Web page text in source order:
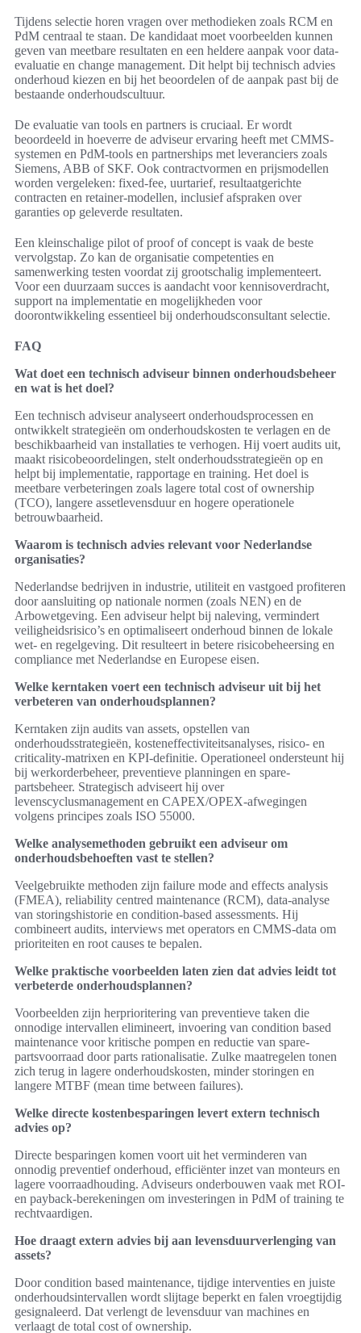
Tijdens selectie horen vragen over methodieken zoals RCM en
PdM centraal te staan. De kandidaat moet voorbeelden kunnen
geven van meetbare resultaten en een heldere aanpak voor data-
evaluatie en change management. Dit helpt bij technisch advies
onderhoud kiezen en bij het beoordelen of de aanpak past bij de
bestaande onderhoudscultuur.
De evaluatie van tools en partners is cruciaal. Er wordt
beoordeeld in hoeverre de adviseur ervaring heeft met CMMS-
systemen en PdM-tools en partnerships met leveranciers zoals
Siemens, ABB of SKF. Ook contractvormen en prijsmodellen
worden vergeleken: fixed-fee, uurtarief, resultaatgerichte
contracten en retainer-modellen, inclusief afspraken over
garanties op geleverde resultaten.
Een kleinschalige pilot of proof of concept is vaak de beste
vervolgstap. Zo kan de organisatie competenties en
samenwerking testen voordat zij grootschalig implementeert.
Voor een duurzaam succes is aandacht voor kennisoverdracht,
support na implementatie en mogelijkheden voor
doorontwikkeling essentieel bij onderhoudsconsultant selectie.
FAQ
Wat doet een technisch adviseur binnen onderhoudsbeheer
en wat is het doel?
Een technisch adviseur analyseert onderhoudsprocessen en
ontwikkelt strategieën om onderhoudskosten te verlagen en de
beschikbaarheid van installaties te verhogen. Hij voert audits uit,
maakt risicobeoordelingen, stelt onderhoudsstrategieën op en
helpt bij implementatie, rapportage en training. Het doel is
meetbare verbeteringen zoals lagere total cost of ownership
(TCO), langere assetlevensduur en hogere operationele
betrouwbaarheid.
Waarom is technisch advies relevant voor Nederlandse
organisaties?
Nederlandse bedrijven in industrie, utiliteit en vastgoed profiteren
door aansluiting op nationale normen (zoals NEN) en de
Arbowetgeving. Een adviseur helpt bij naleving, vermindert
veiligheidsrisico’s en optimaliseert onderhoud binnen de lokale
wet- en regelgeving. Dit resulteert in betere risicobeheersing en
compliance met Nederlandse en Europese eisen.
Welke kerntaken voert een technisch adviseur uit bij het
verbeteren van onderhoudsplannen?
Kerntaken zijn audits van assets, opstellen van
onderhoudsstrategieën, kosteneffectiviteitsanalyses, risico- en
criticality-matrixen en KPI-definitie. Operationeel ondersteunt hij
bij werkorderbeheer, preventieve planningen en spare-
partsbeheer. Strategisch adviseert hij over
levenscyclusmanagement en CAPEX/OPEX-afwegingen
volgens principes zoals ISO 55000.
Welke analysemethoden gebruikt een adviseur om
onderhoudsbehoeften vast te stellen?
Veelgebruikte methoden zijn failure mode and effects analysis
(FMEA), reliability centred maintenance (RCM), data-analyse
van storingshistorie en condition-based assessments. Hij
combineert audits, interviews met operators en CMMS-data om
prioriteiten en root causes te bepalen.
Welke praktische voorbeelden laten zien dat advies leidt tot
verbeterde onderhoudsplannen?
Voorbeelden zijn herprioritering van preventieve taken die
onnodige intervallen elimineert, invoering van condition based
maintenance voor kritische pompen en reductie van spare-
partsvoorraad door parts rationalisatie. Zulke maatregelen tonen
zich terug in lagere onderhoudskosten, minder storingen en
langere MTBF (mean time between failures).
Welke directe kostenbesparingen levert extern technisch
advies op?
Directe besparingen komen voort uit het verminderen van
onnodig preventief onderhoud, efficiënter inzet van monteurs en
lagere voorraadhouding. Adviseurs onderbouwen vaak met ROI-
en payback-berekeningen om investeringen in PdM of training te
rechtvaardigen.
Hoe draagt extern advies bij aan levensduurverlenging van
assets?
Door condition based maintenance, tijdige interventies en juiste
onderhoudsintervallen wordt slijtage beperkt en falen vroegtijdig
gesignaleerd. Dat verlengt de levensduur van machines en
verlaagt de total cost of ownership.